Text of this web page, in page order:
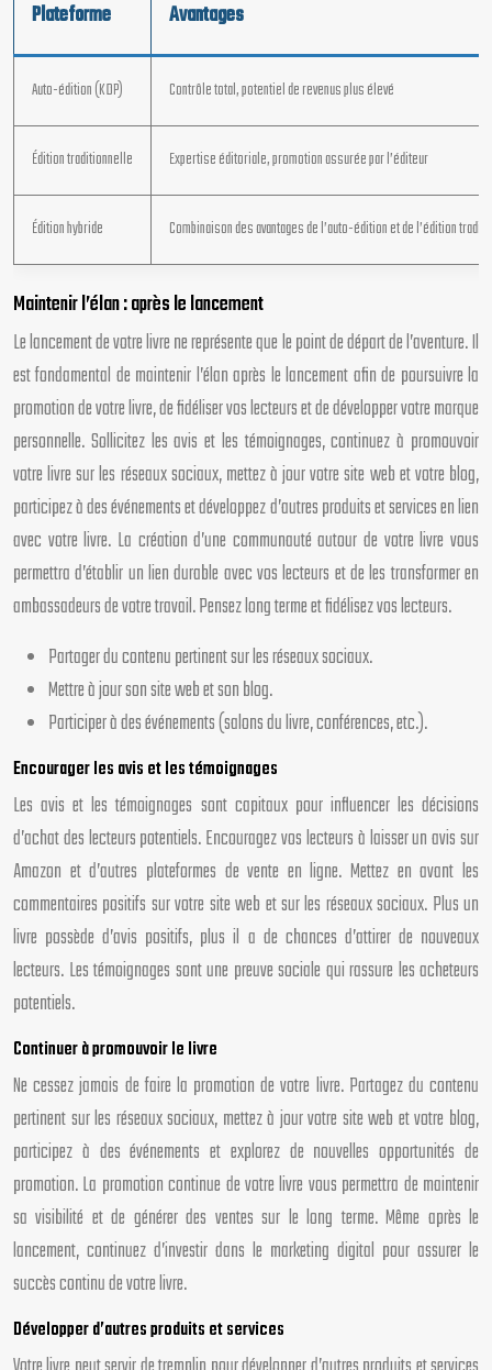
Plateforme Avantages
Auto-édition (KDP) Contrôle total, potentiel de revenus plus élevé
Édition traditionnelle Expertise éditoriale, promotion assurée par l’éditeur
Édition hybride Combinaison des avantages de l’auto-édition et de l’édition
Maintenir l’élan : après le lancement
Le lancement de votre livre ne représente que le point de départ de l’aventure. Il
est fondamental de maintenir l’élan après le lancement afin de poursuivre la
promotion de votre livre, de fidéliser vos lecteurs et de développer votre marque
personnelle. Sollicitez les avis et les témoignages, continuez à promouvoir
votre livre sur les réseaux sociaux, mettez à jour votre site web et votre blog,
participez à des événements et développez d’autres produits et services en lien
avec votre livre. La création d’une communauté autour de votre livre vous
permettra d’établir un lien durable avec vos lecteurs et de les transformer en
ambassadeurs de votre travail. Pensez long terme et fidélisez vos lecteurs.
Partager du contenu pertinent sur les réseaux sociaux.
Mettre à jour son site web et son blog.
Participer à des événements (salons du livre, conférences, etc.).
Encourager les avis et les témoignages
Les avis et les témoignages sont capitaux pour influencer les décisions
d’achat des lecteurs potentiels. Encouragez vos lecteurs à laisser un avis sur
Amazon et d’autres plateformes de vente en ligne. Mettez en avant les
commentaires positifs sur votre site web et sur les réseaux sociaux. Plus un
livre possède d’avis positifs, plus il a de chances d’attirer de nouveaux
lecteurs. Les témoignages sont une preuve sociale qui rassure les acheteurs
potentiels.
Continuer à promouvoir le livre
Ne cessez jamais de faire la promotion de votre livre. Partagez du contenu
pertinent sur les réseaux sociaux, mettez à jour votre site web et votre blog,
participez à des événements et explorez de nouvelles opportunités de
promotion. La promotion continue de votre livre vous permettra de maintenir
sa visibilité et de générer des ventes sur le long terme. Même après le
lancement, continuez d’investir dans le marketing digital pour assurer le
succès continu de votre livre.
Développer d’autres produits et services